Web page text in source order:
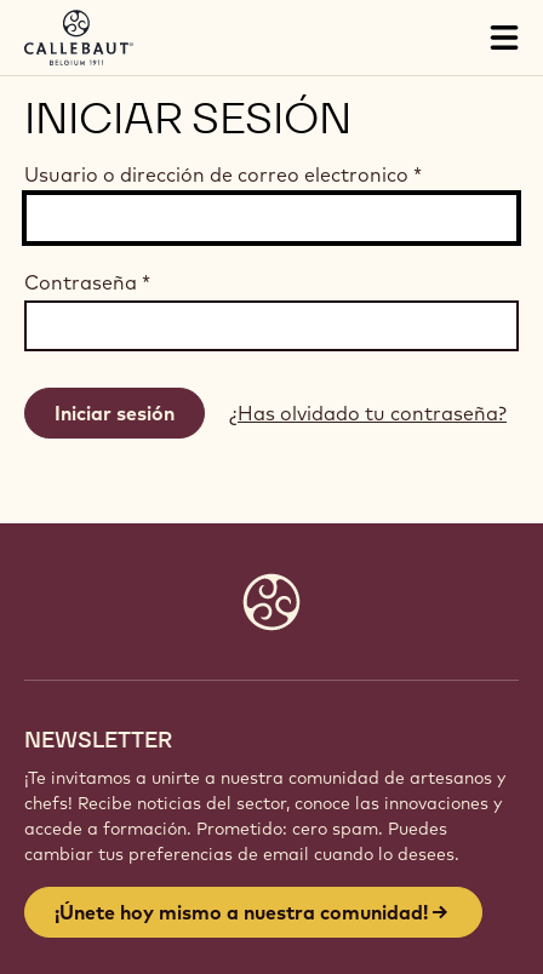
Skip to main content
INICIAR SESIÓN
Usuario o dirección de correo electronico *
Contraseña *
¿Has olvidado tu contraseña?
NEWSLETTER
¡Te invitamos a unirte a nuestra comunidad de artesanos y
chefs! Recibe noticias del sector, conoce las innovaciones y
accede a formación. Prometido: cero spam. Puedes
cambiar tus preferencias de email cuando lo desees.
¡Únete hoy mismo a nuestra comunidad!